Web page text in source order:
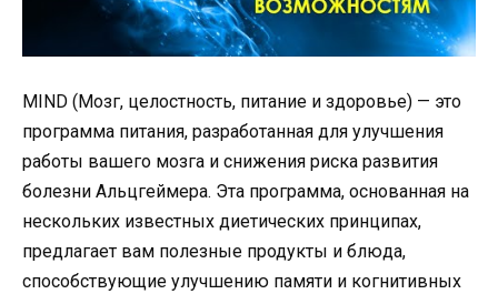
MIND (Мозг, целостность, питание и здоровье) — это
программа питания, разработанная для улучшения
работы вашего мозга и снижения риска развития
болезни Альцгеймера. Эта программа, основанная на
нескольких известных диетических принципах,
предлагает вам полезные продукты и блюда,
способствующие улучшению памяти и когнитивных